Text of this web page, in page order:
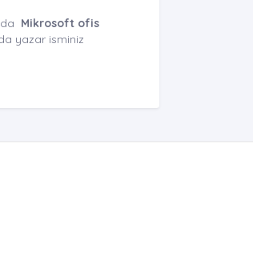
Mikrosoft ofis
yazar isminiz